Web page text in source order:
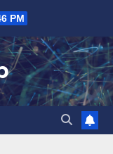
PM